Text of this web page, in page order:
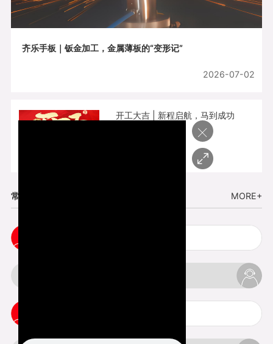
齐乐手板｜钣金加工，金属薄板的“变形记”
2026-07-02
开工大吉 | 新程启航，马到成功
常见问题 MORE+
×